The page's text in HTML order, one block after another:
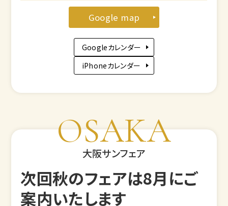
Google map
Googleカレンダー
iPhoneカレンダー
OSAKA
大阪サンフェア
次回秋のフェアは8月にご
案内いたします